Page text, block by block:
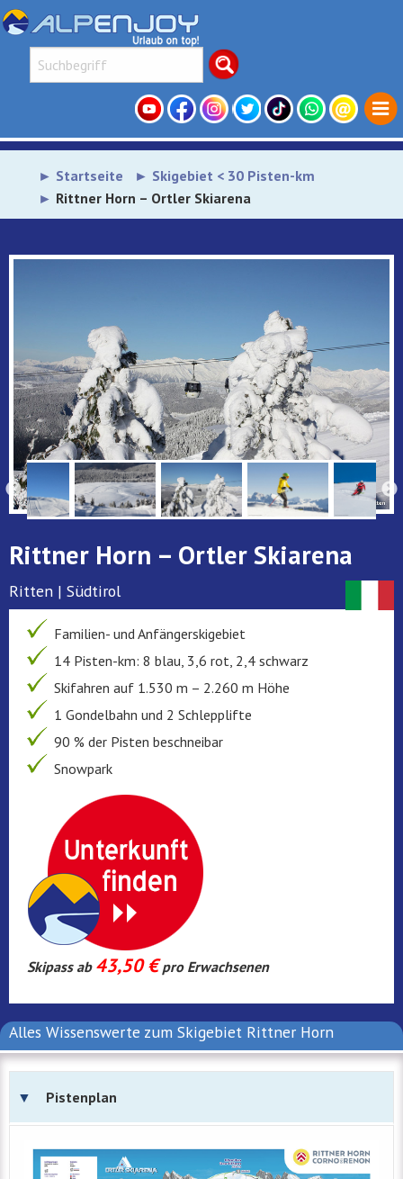
Startseite
Skigebiet < 30 Pisten-km
Rittner Horn – Ortler Skiarena
Rittner Horn – Ortler Skiarena
Ritten | Südtirol
Familien- und Anfängerskigebiet
14 Pisten-km: 8 blau, 3,6 rot, 2,4 schwarz
Skifahren auf 1.530 m – 2.260 m Höhe
1 Gondelbahn und 2 Schlepplifte
90 % der Pisten beschneibar
Snowpark
Skipass ab 43,50 €pro Erwachsenen
Alles Wissenswerte zum Skigebiet Rittner Horn
Pistenplan